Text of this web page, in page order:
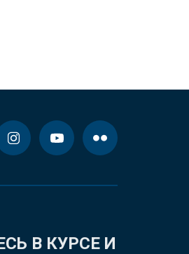
В КУРСЕ И